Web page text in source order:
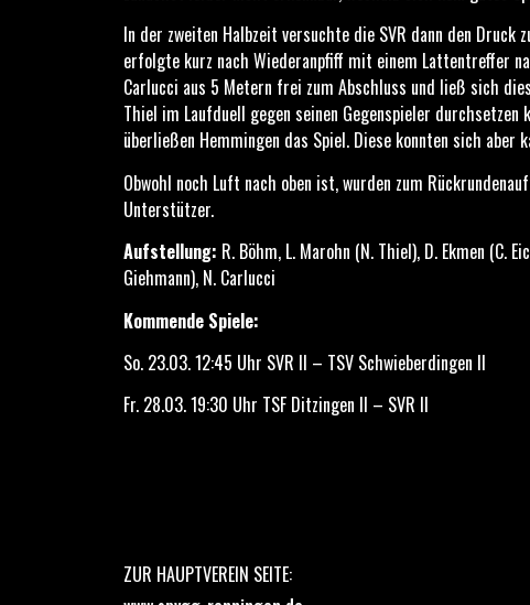
In der zweiten Halbzeit versuchte die SVR dann den Druck
erfolgte kurz nach Wiederanpfiff mit einem Lattentreffer
Carlucci aus 5 Metern frei zum Abschluss und ließ sich
Thiel im Laufduell gegen seinen Gegenspieler
überließen Hemmingen das Spiel. Diese konnten sich
Obwohl noch Luft nach oben ist, wurden zum
Unterstützer.
Aufstellung: R. Böhm, L. Marohn (N. Thiel), D. Ekmen (C.
Giehmann), N. Carlucci
Kommende Spiele:
So. 23.03. 12:45 Uhr SVR II – TSV Schwieberdingen II
Fr. 28.03. 19:30 Uhr TSF Ditzingen II – SVR II
ZUR HAUPTVEREIN SEITE: